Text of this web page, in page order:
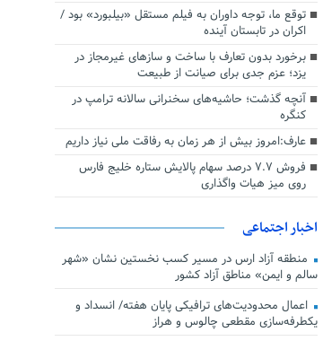
توقع ما، توجه داوران به فیلم مستقل «بیلبورد» بود /
اکران در تابستان آینده
برخورد بدون تعارف با ساخت‌ و سازهای غیرمجاز در
یزد؛ عزم جدی برای صیانت از طبیعت
آنچه گذشت؛ حاشیه‌های سخنرانی سالانه ترامپ در
کنگره
عارف:امروز بیش از هر زمان به رفاقت ملی نیاز داریم
فروش ۷.۷ درصد سهام پالایش ستاره خلیج فارس
روی میز هیات واگذاری
اخبار اجتماعی
منطقه آزاد ارس در مسیر کسب نخستین نشان «شهر
سالم و ایمن» مناطق آزاد کشور
اعمال محدودیت‌های ترافیکی پایان هفته/ انسداد و
یکطرفه‌سازی مقطعی چالوس و هراز